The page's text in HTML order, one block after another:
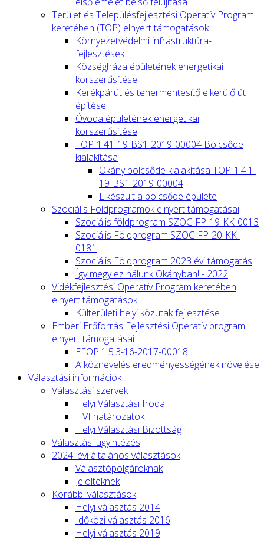
Terület és Településfejlesztési Operatív Program
keretében (TOP) elnyert támogatások
Környezetvédelmi infrastruktúra-
fejlesztések
Községháza épületének energetikai
korszerűsítése
Kerékpárút és tehermentesítő elkerülő út
építése
Óvoda épületének energetikai
korszerűsítése
TOP-1.41-19-BS1-2019-00004 Bölcsőde
kialakítása
Okány bölcsőde kialakítása TOP-1.4.1-
19-BS1-2019-00004
Elkészült a bölcsőde épülete
Szociális Földprogramok elnyert támogatásai
Szociális földprogram SZOC-FP-19-KK-0013
Szociális Földprogram SZOC-FP-20-KK-
0181
Szociális Földprogram 2023 évi támogatás
Így megy ez nálunk Okányban! - 2022
Vidékfejlesztési Operatív Program keretében
elnyert támogatások
Külterületi helyi közutak fejlesztése
Emberi Erőforrás Fejlesztési Operatív program
elnyert támogatásai
EFOP 1.5.3-16-2017-00018
A köznevelés eredményességének növelése
Választási információk
Választási szervek
Helyi Választási Iroda
HVI határozatok
Helyi Választási Bizottság
Választási ügyintézés
2024. évi általános választások
Választópolgároknak
Jelölteknek
Korábbi választások
Helyi választás 2014
Időközi választás 2016
Helyi választás 2019